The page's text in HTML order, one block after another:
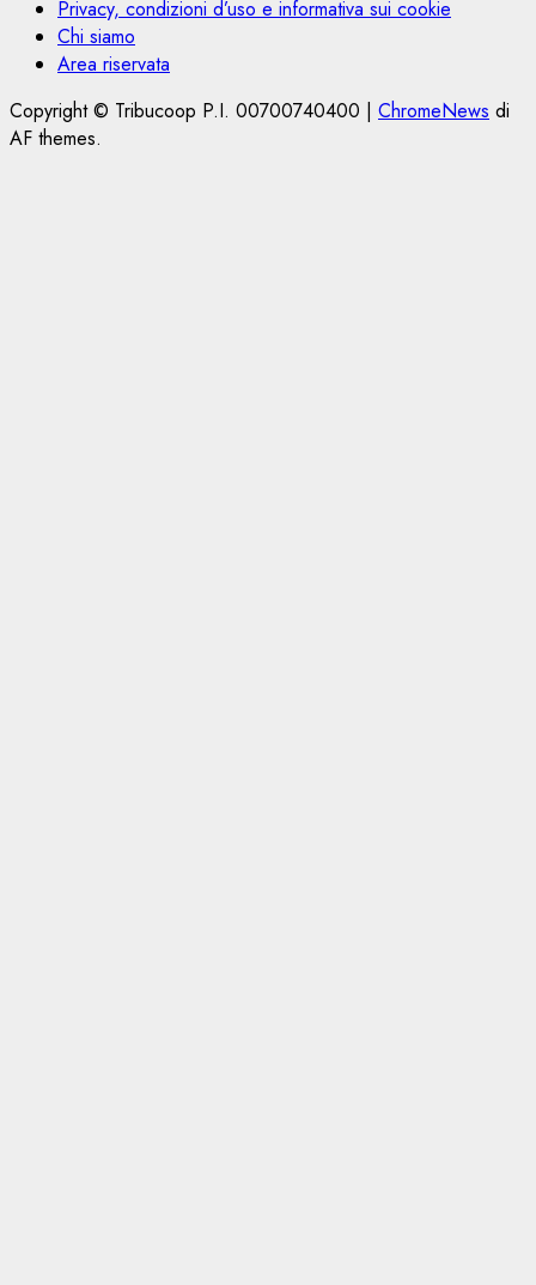
Privacy, condizioni d’uso e informativa sui cookie
Chi siamo
Area riservata
Copyright © Tribucoop P.I. 00700740400 | ChromeNews di
AF themes.